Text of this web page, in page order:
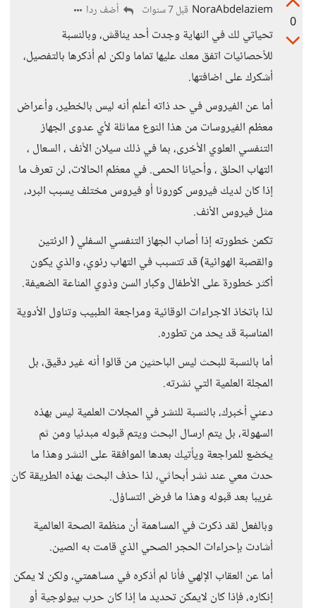
0
NoraAbdelaziem قبل 7 سنوات أضف ردا
تحياتي لك في النهاية وجدت أحد يناقش، وبالنسبة
للأحصائيات اتفق معك عليها تماما ولكن لم أذكرها بالتفصيل،
أشكرك على اضافتها.
أما عن الفيروس في حد ذاته أعلم أنه ليس بالخطير، وأعراض
معظم الفيروسات من هذا النوع مماثلة لأي عدوى الجهاز
التنفسي العلوي الأخرى، بما في ذلك سيلان الأنف ، السعال ،
التهاب الحلق ، وأحيانا الحمى. في معظم الحالات، لن تعرف ما
إذا كان لديك فيروس كورونا أو فيروس مختلف يسبب البرد،
مثل فيروس الأنف.
تكمن خطورته إذا أصاب الجهاز التنفسي السفلي ( الرئتين
والقصبة الهوائية) قد تتسبب في التهاب رئوي، والذي يكون
أكثر خطورة على الأطفال وكبار السن وذوي المناعة الضعيفة.
لذا باتخاذ الاجراءات الوقائية ومراجعة الطبيب وتناول الأدوية
المناسبة قد يحد من تطوره.
أما بالنسبة للبحث ليس الباحثين من قالوا أنه غير دقيق، بل
المجلة العلمية التي نشرته.
دعني أخبرك، بالنسبة للنشر في المجلات العلمية ليس بهذه
السهولة، بل يتم ارسال البحث ويتم قبوله مبدئيا ومن ثم
يخضع للمراجعة ويأتيك بعدها الموافقة على النشر وهذا ما
حدث معي عند نشر أبحاثي، لذا حذف البحث بهذه الطريقة كان
غريبا بعد قبوله وهذا ما فرض التساؤل.
وبالفعل لقد ذكرت في المساهمة أن منظمة الصحة العالمية
أشادت بإحراءات الحجر الصحي الذي قامت به الصين.
أما عن العقاب الإلهي فأنا لم أذكره في مساهمتي، ولكن لا يمكن
إنكاره، فإذا كان لايمكن تحديد ما إذا كان حرب بيولوجية أو